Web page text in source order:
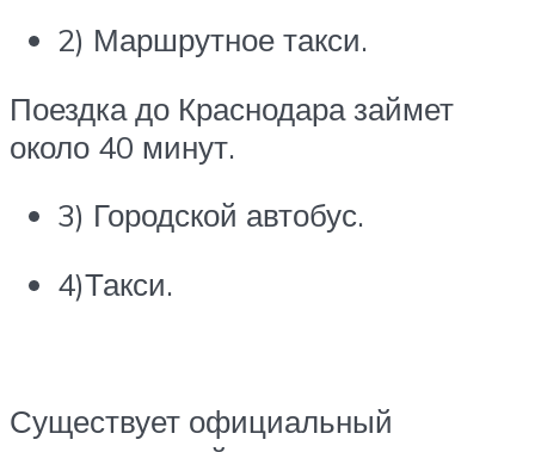
2) Маршрутное такси.
Поездка до Краснодара займет
около 40 минут.
3) Городской автобус.
4)Такси.
Существует официальный